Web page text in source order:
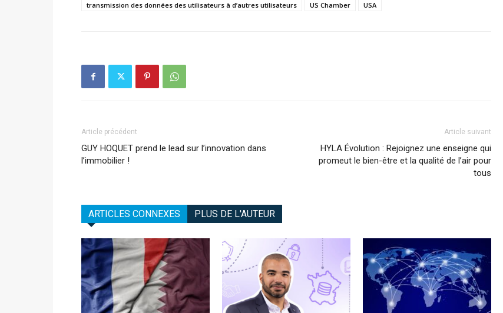
transmission des données des utilisateurs à d’autres utilisateurs
US Chamber USA
Article précédent
GUY HOQUET prend le lead sur l’innovation dans
l’immobilier !
Article suivant
HYLA Évolution : Rejoignez une enseigne qui
promeut le bien-être et la qualité de l’air pour
tous
ARTICLES CONNEXES PLUS DE L'AUTEUR